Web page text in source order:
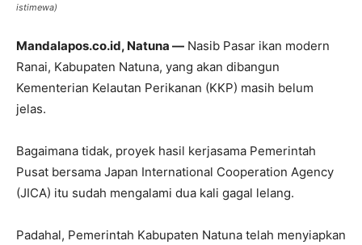
istimewa)
Mandalapos.co.id, Natuna — Nasib Pasar ikan modern
Ranai, Kabupaten Natuna, yang akan dibangun
Kementerian Kelautan Perikanan (KKP) masih belum
jelas.
Bagaimana tidak, proyek hasil kerjasama Pemerintah
Pusat bersama Japan International Cooperation Agency
(JICA) itu sudah mengalami dua kali gagal lelang.
Padahal, Pemerintah Kabupaten Natuna telah menyiapkan